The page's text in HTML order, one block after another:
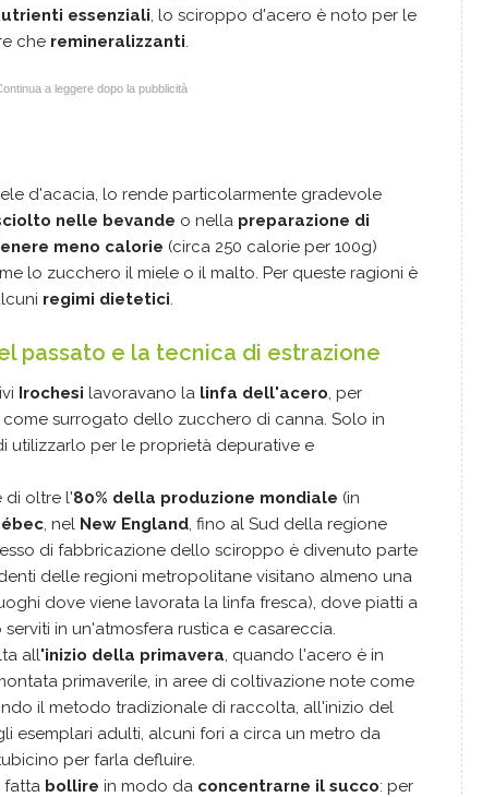
essenziali, lo sciroppo d'acero è noto per le
che remineralizzanti.
a leggere dopo la pubblicità
d'acacia, lo rende particolarmente gradevole
nelle bevande o nella preparazione di
meno calorie (circa 250 calorie per 100g)
lo zucchero il miele o il malto. Per queste ragioni è
regimi dietetici.
passato e la tecnica di estrazione
Irochesi lavoravano la linfa dell'acero, per
come surrogato dello zucchero di canna. Solo in
utilizzarlo per le proprietà depurative e
di oltre l'80% della produzione mondiale (in
, nel New England, fino al Sud della regione
di fabbricazione dello sciroppo è divenuto parte
delle regioni metropolitane visitano almeno una
dove viene lavorata la linfa fresca), dove piatti a
in un'atmosfera rustica e casareccia.
all'inizio della primavera, quando l'acero è in
primaverile, in aree di coltivazione note come
il metodo tradizionale di raccolta, all'inizio del
esemplari adulti, alcuni fori a circa un metro da
per farla defluire.
fatta bollire in modo da concentrarne il succo: per